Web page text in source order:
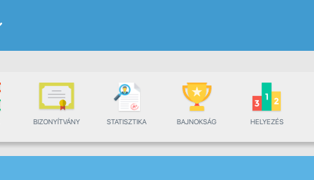
BIZONYÍTVÁNY STATISZTIKA BAJNOKSÁG HELYEZÉS